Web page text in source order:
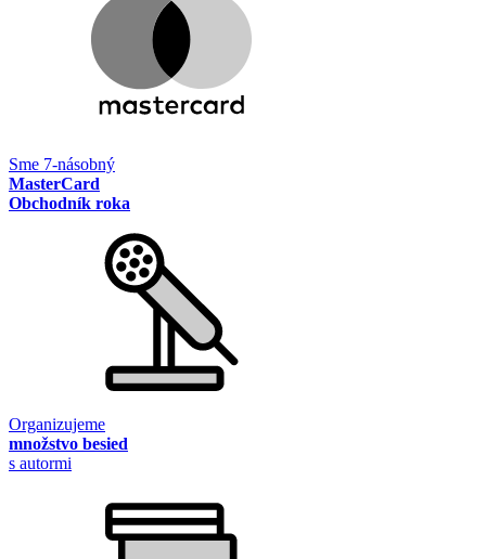
Sme 7-násobný
MasterCard
Obchodník roka
Organizujeme
množstvo besied
s autormi